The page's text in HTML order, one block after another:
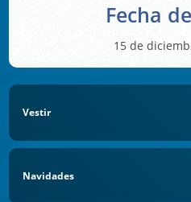
Fecha
15 de
Vestir
Navidades